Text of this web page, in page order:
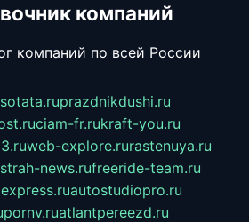
компаний
компаний по всей России
prazdnikdushi.ru
ciam-fr.rukraft-you.ru
web-explore.rurastenuya.ru
strah-news.rufreeride-team.ru
autostudiopro.ru
pornv.ruatlantpereezd.ru